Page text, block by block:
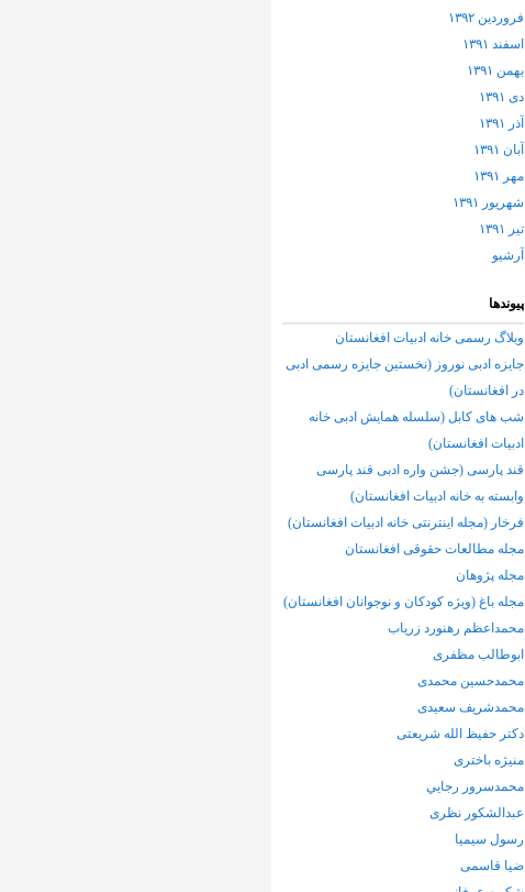
فروردین ۱۳۹۲
اسفند ۱۳۹۱
بهمن ۱۳۹۱
دی ۱۳۹۱
آذر ۱۳۹۱
آبان ۱۳۹۱
مهر ۱۳۹۱
شهریور ۱۳۹۱
تیر ۱۳۹۱
آرشيو
پیوندها
وبلاگ رسمی خانه ادبیات افغانستان
جایزه ادبی نوروز (نخستین جایزه رسمی ادبی
در افغانستان)
شب های کابل (سلسله همایش ادبی خانه
ادبیات افغانستان)
قند پارسی (جشن واره ادبی قند پارسی
وابسته به خانه ادبیات افغانستان)
فرخار (مجله اینترنتی خانه ادبیات افغانستان)
مجله مطالعات حقوقی افغانستان
مجله پژوهان
مجله باغ (ویژه کودکان و نوجوانان افغانستان)
محمداعظم رهنورد زرياب
ابوطالب مظفری
محمدحسین محمدی
محمدشریف سعیدی
دکتر حفیظ الله شریعتی
منیژه باختری
محمدسرور رجايي
عبدالشکور نظری
رسول سیمیا
ضیا قاسمی